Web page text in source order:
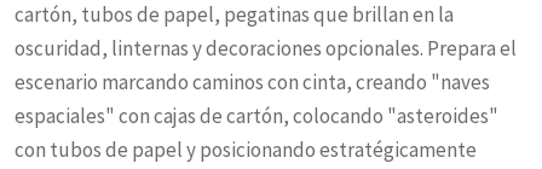
cartón, tubos de papel, pegatinas que brillan en la
oscuridad, linternas y decoraciones opcionales. Prepara el
escenario marcando caminos con cinta, creando "naves
espaciales" con cajas de cartón, colocando "asteroides"
con tubos de papel y posicionando estratégicamente